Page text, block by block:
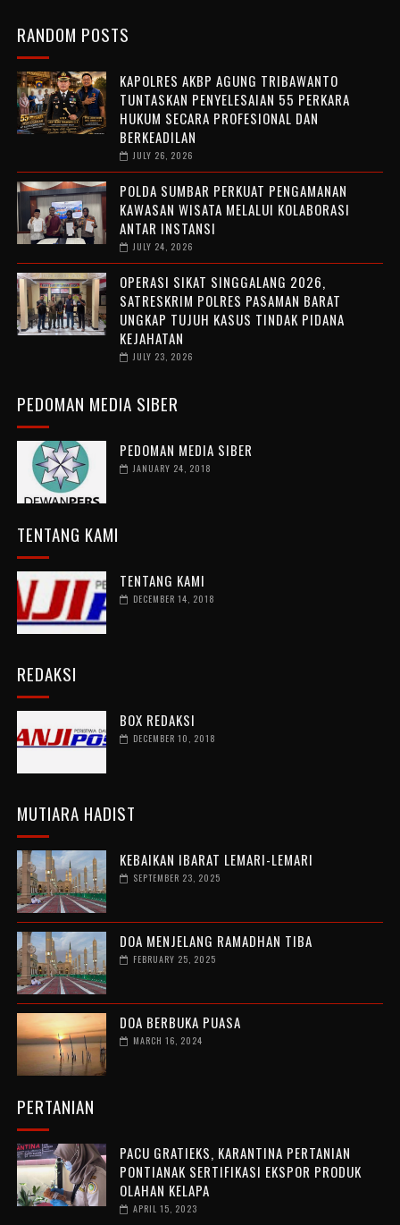
RANDOM POSTS
KAPOLRES AKBP AGUNG TRIBAWANTO
TUNTASKAN PENYELESAIAN 55 PERKARA
HUKUM SECARA PROFESIONAL DAN
BERKEADILAN
JULY 26, 2026
POLDA SUMBAR PERKUAT PENGAMANAN
KAWASAN WISATA MELALUI KOLABORASI
ANTAR INSTANSI
JULY 24, 2026
OPERASI SIKAT SINGGALANG 2026,
SATRESKRIM POLRES PASAMAN BARAT
UNGKAP TUJUH KASUS TINDAK PIDANA
KEJAHATAN
JULY 23, 2026
PEDOMAN MEDIA SIBER
PEDOMAN MEDIA SIBER
JANUARY 24, 2018
TENTANG KAMI
TENTANG KAMI
DECEMBER 14, 2018
REDAKSI
BOX REDAKSI
DECEMBER 10, 2018
MUTIARA HADIST
KEBAIKAN IBARAT LEMARI-LEMARI
SEPTEMBER 23, 2025
DOA MENJELANG RAMADHAN TIBA
FEBRUARY 25, 2025
DOA BERBUKA PUASA
MARCH 16, 2024
PERTANIAN
PACU GRATIEKS, KARANTINA PERTANIAN
PONTIANAK SERTIFIKASI EKSPOR PRODUK
OLAHAN KELAPA
APRIL 15, 2023